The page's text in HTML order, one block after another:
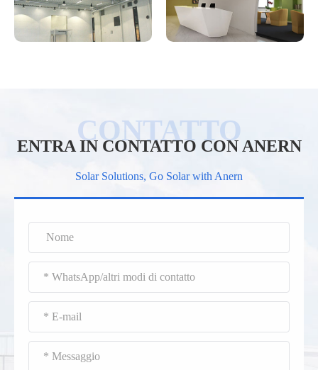
ENTRA IN CONTATTO CON ANERN
Solar Solutions, Go Solar with Anern